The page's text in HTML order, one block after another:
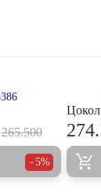
265.500
5%